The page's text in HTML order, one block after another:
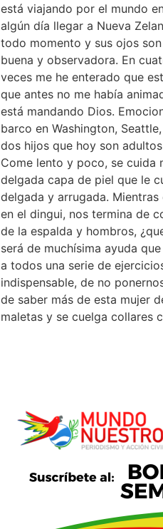
está viajando por el mundo
algún día llegar a Nueva
todo momento y sus ojos
buena y observadora. En
veces me he enterado que
que antes no me había
está mandando Dios.
barco en Washington,
dos hijos que hoy son
Come lento y poco, se cuida
delgada capa de piel que le
delgada y arrugada.
en el dingui, nos termina de
de la espalda y hombros,
será de muchísima ayuda
a todos una serie de
indispensable, de no
de saber más de esta mujer
maletas y se cuelga collares